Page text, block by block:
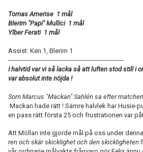
Tomas Amerise 1 mål
Blerim "Papi" Mullici 1 mål
Ylber Ferati 1 mål
Assist: Ken 1, Blerim 1
---------------------------------------------------------
I halvtid var vi så lacka så att luften stod still i
var absolut inte nöjda !
Som Marcus "Mackan" Sahlén sa efter
Mackan hade rätt ! Sämre halvlek har Husie-
en pass rätt första 25 och frustrationen var
Att Möllan inte gjorde mål på oss under
ren och skär skicklighet och den skickligheten